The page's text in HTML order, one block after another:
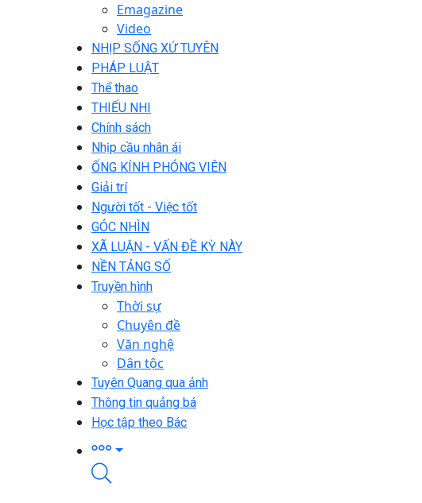
Emagazine
Video
NHỊP SỐNG XỨ TUYÊN
PHÁP LUẬT
Thể thao
THIẾU NHI
Chính sách
Nhịp cầu nhân ái
ỐNG KÍNH PHÓNG VIÊN
Giải trí
Người tốt - Việc tốt
GÓC NHÌN
XÃ LUẬN - VẤN ĐỀ KỲ NÀY
NỀN TẢNG SỐ
Truyền hình
Thời sự
Chuyên đề
Văn nghệ
Dân tộc
Tuyên Quang qua ảnh
Thông tin quảng bá
Học tập theo Bác